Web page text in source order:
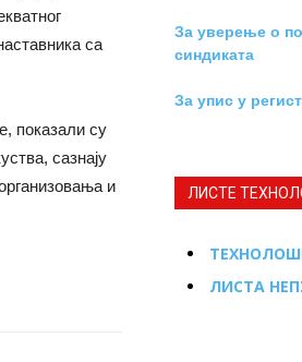
са
показали су
сазнају
и
За уверење о
синдиката
За упис у
ЛИСТЕ
ЛИСТА